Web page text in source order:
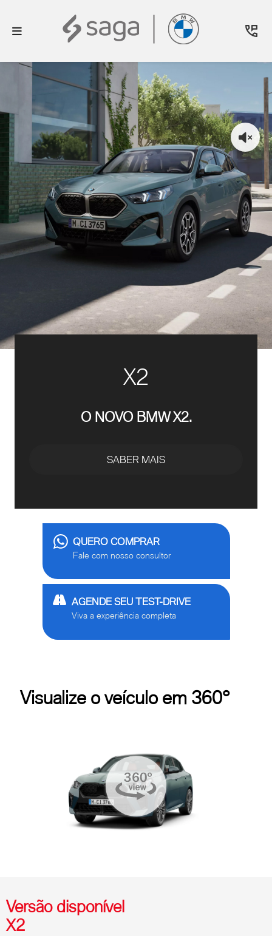
X2
O NOVO BMW X2.
SABER MAIS
QUERO COMPRAR
Fale com nosso consultor
AGENDE SEU TEST-DRIVE
Viva a experiência completa
Visualize o veículo em 360°
Versão disponível
X2